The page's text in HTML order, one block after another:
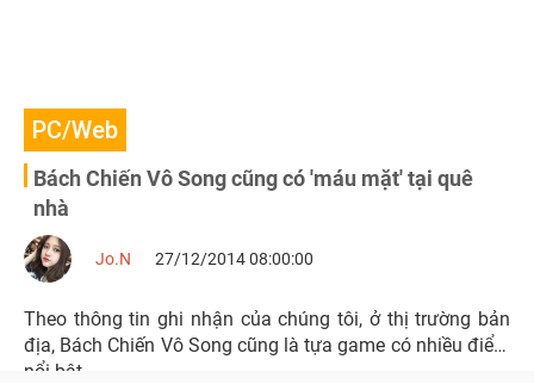
PC/Web
Bách Chiến Vô Song cũng có 'máu mặt' tại quê
nhà
Jo.N 27/12/2014 08:00:00
Theo thông tin ghi nhận của chúng tôi, ở thị trường bản
địa, Bách Chiến Vô Song cũng là tựa game có nhiều điểm
nổi bật.